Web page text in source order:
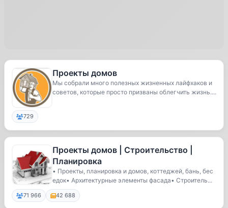
Проекты домов
Мы собрали много полезных жизненных лайфхаков и
советов, которые просто призваны облегчить жизнь....
729
Проекты домов | Строительство |
Плaниpoвкa
• Проекты, планировка и домов, коттеджей, бань, бес
едок• Архитектурные элементы фасада• Строитель...
71 966 42 688